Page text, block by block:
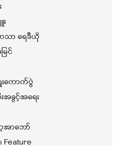
သာ ရေဒီယို
င်
းကောက်ပွဲ
အခွင့်အရေး
ာဘော်
Feature